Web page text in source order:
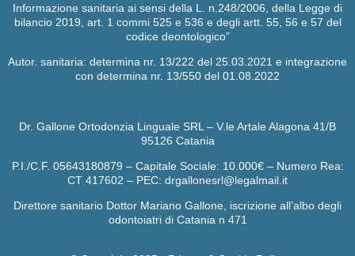
Informazione sanitaria ai sensi della L. n.248/2006, della Legge di
bilancio 2019, art. 1 commi 525 e 536 e degli artt. 55, 56 e 57 del
codice deontologico”
Autor. sanitaria: determina nr. 13/222 del 25.03.2021 e integrazione
con determina nr. 13/550 del 01.08.2022
Dr. Gallone Ortodonzia Linguale SRL – V.le Artale Alagona 41/B
95126 Catania
P.I./C.F. 05643180879 – Capitale Sociale: 10.000€ – Numero Rea:
CT 417602 – PEC: drgallonesrl@legalmail.it
Direttore sanitario Dottor Mariano Gallone, iscrizione all’albo degli
odontoiatri di Catania n 471